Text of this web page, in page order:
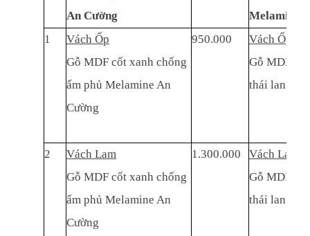
An Cường
Melamine
1
Vách Ốp
Gỗ MDF cốt xanh chống
ẩm phủ Melamine An
Cường
950.000
Vách Ốp
Gỗ MDF
thái lan
2
Vách Lam
Gỗ MDF cốt xanh chống
ẩm phủ Melamine An
Cường
1.300.000
Vách Lam
Gỗ MDF
thái lan